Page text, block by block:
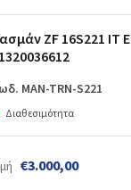
ZF 16S221 IT
MAN-TRN-S221
Διαθεσιμότητα
€3.000,00